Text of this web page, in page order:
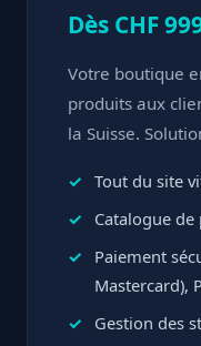
Dès CHF
Votre boutique
produits aux
la Suisse.
Tout du site
Catalogue
Paiement
Mastercard),
Gestion des